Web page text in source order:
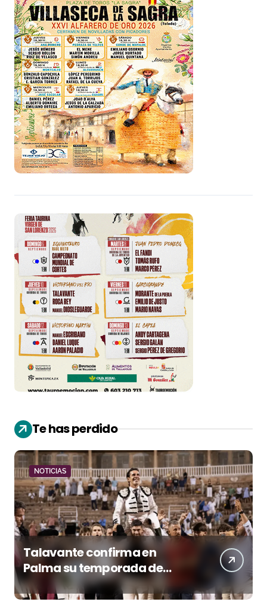
Te has perdido
NOTICIAS
Talavante confirma en
Palma su temporada de
figura y el palco niega el
premio a Roca Rey